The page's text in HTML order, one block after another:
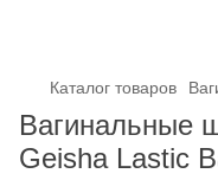
Каталог товаров
Вагинальные
Geisha Lastic